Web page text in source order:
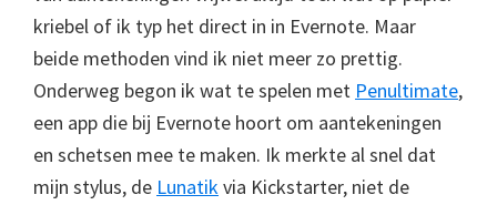
kriebel of ik typ het direct in in Evernote. Maar
beide methoden vind ik niet meer zo prettig.
Onderweg begon ik wat te spelen met Penultimate,
een app die bij Evernote hoort om aantekeningen
en schetsen mee te maken. Ik merkte al snel dat
mijn stylus, de Lunatikvia Kickstarter, niet de